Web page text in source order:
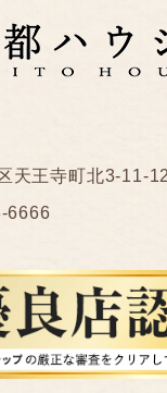
天王寺町北3-11-12
6666